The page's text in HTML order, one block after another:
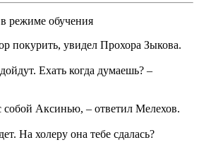
режиме обучения
покурить, увидел Прохора Зыкова.
Ехать когда думаешь? –
собой Аксинью, – ответил Мелехов.
На холеру она тебе сдалась?